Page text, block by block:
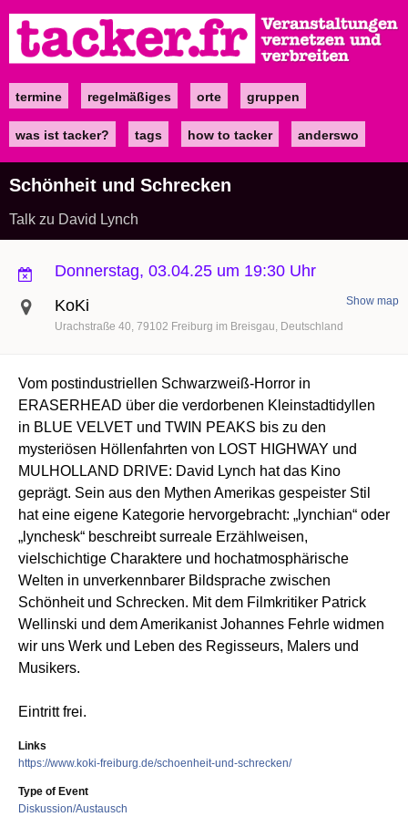
zum
Inhalt
Maintermine regelmäßiges orte gruppen
was ist tacker? tags how to tacker anderswo
Schönheit und Schrecken
Talk zu David Lynch
Donnerstag, 03.04.25 um 19:30 Uhr
KoKi
Urachstraße 40 79102 Freiburg im Breisgau Deutschland
Show map
Vom postindustriellen Schwarzweiß-Horror in
ERASERHEAD über die verdorbenen Kleinstadtidyllen
in BLUE VELVET und TWIN PEAKS bis zu den
mysteriösen Höllenfahrten von LOST HIGHWAY und
MULHOLLAND DRIVE: David Lynch hat das Kino
geprägt. Sein aus den Mythen Amerikas gespeister Stil
hat eine eigene Kategorie hervorgebracht: „lynchian“ oder
„lynchesk“ beschreibt surreale Erzählweisen,
vielschichtige Charaktere und hochatmosphärische
Welten in unverkennbarer Bildsprache zwischen
Schönheit und Schrecken. Mit dem Filmkritiker Patrick
Wellinski und dem Amerikanist Johannes Fehrle widmen
wir uns Werk und Leben des Regisseurs, Malers und
Musikers.
Eintritt frei.
Links
https://www.koki-freiburg.de/schoenheit-und-schrecken/
Type of Event
Diskussion/Austausch